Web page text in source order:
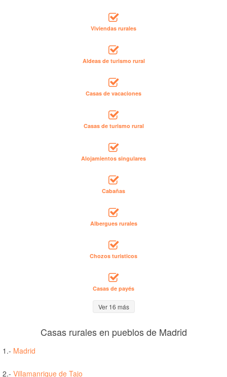
Viviendas rurales
Aldeas de turismo rural
Casas de vacaciones
Casas de turismo rural
Alojamientos singulares
Cabañas
Albergues rurales
Chozos turísticos
Casas de payés
Ver 16 más
Casas rurales en pueblos de Madrid
1.- Madrid
2.- Villamanrique de Tajo